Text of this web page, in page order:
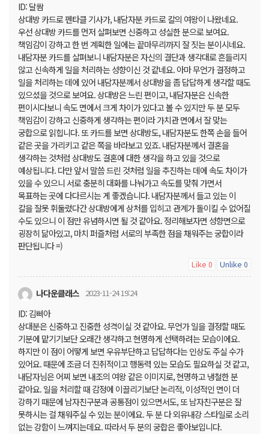
ID: 달쌈
상대방 카드로 펜타클 기사가, 내담자분 카드로 칼의 여왕이 나왔네요.
우선 상대방 카드를 먼저 살펴보면 신중하고 성실한 분으로 보여요.
책임감이 강하고 한 번 계획한 일에는 끝마무리까지 잘 짓는 분이시네요.
내담자분 카드를 살펴보니 내담자분은 자신의 결단과 생각대로 흔들리지
않고 신속하게 일을 처리하는 성향이신 것 같네요. 아마 무언가 결정하고
일을 처리하는 데에 있어 내담자분께서 상대방을 좀 답답하게 생각할 때도
있으셨을 것으로 보여요. 상대방은 느린 편이고, 내담자분은 신속한
편이시다보니 속도 면에서 크게 차이가 있다고 볼 수 있지만 두 분 모두
책임감이 강하고 신중하게 생각하는 편이라 가치관 면에서 잘 맞는
궁합으로 읽힙니다. 또 카드를 보면 상대방도, 내담자분도 한쪽 손을 들어
같은 곳을 가리키고 같은 쪽을 바라보고 있죠. 내담자분께서 결혼을
생각하는 것처럼 상대방도 결혼에 대한 생각을 하고 있을 것으로
예상됩니다. 다만 앞서 말씀 드린 것처럼 일을 추진하는 데에 속도 차이가
있을 수 있으니 서로 충분히 대화를 나눠가고 속도를 맞춰 가면서
목표하는 곳에 다다르시는 게 좋겠습니다. 내담자분께서 들고 있는 이
칼을 잘못 휘둘렀다간 상대방에게 상처를 입히고 관계가 돌이킬 수 없어질
수도 있으니 이 점만 유념하시면 될 것 같아요. 정리해보자면 성향면으로
굉장히 닮아있고, 마치 퍼즐처럼 서로의 부족한 점을 채워주는 궁합이라
판단됩니다 =)
Like 0 Unlike 0
나다운클래스 2023-11-24 19:24
ID: 김삐아
상대분은 신중하고 진중한 성격이실 것 같아요. 무언가 일을 결정할 때도
기분에 맡기기보단 오래간 생각하고 현명하게 선택하려는 모습이에요.
하지만 이 점이 어떻게 보면 우유부단하고 답답하다는 인상도 주실 수가
있어요. 때문에 조금 더 진취적이고 행동력 있는 모습도 필요하실 것 같고,
내담자님은 어찌 보면 내조의 여왕 같은 이미지로, 현명하고 냉철한 분
같아요. 일을 처리할 때 감정에 이끌리기보단 논리적, 이성적인 면이 더
강하기 때문에 남자친구분과 공통점이 있으면서도, 또 남자친구분은 잘
못하시는 걸 채워주실 수 있는 분이에요. 두 분 다 외유내강 스타일로 소리
없는 강함이 느껴지는데요. 따라서 두 분의 궁합은 좋아보입니다.